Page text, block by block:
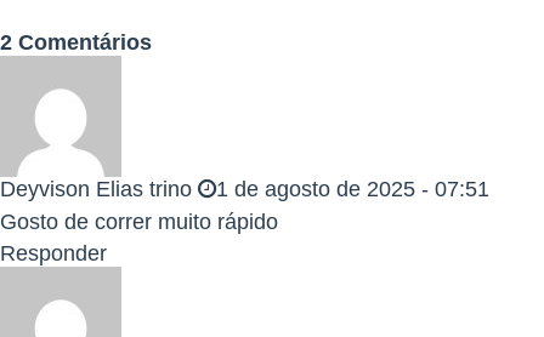
O BOP GAMES 2025 te espera — e a corrida será INCRÍVEL.
Sinta o vento, sinta a pista, sinta a emoção.
CATEGORIAS OFICIAIS
DOMINGO
CORRIDA 5 KM
CORRIDA 10 KM
CORRIDA KIDS
2 Comentários
Deyvison Elias trino
1 de agosto de 2025 - 07:51
Gosto de correr muito rápido
Responder